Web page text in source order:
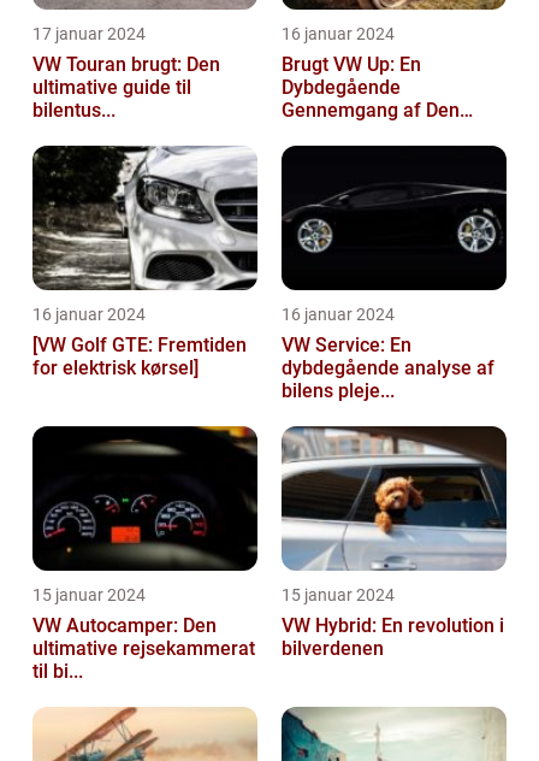
17 januar 2024
VW Touran brugt: Den
ultimative guide til
bilentus...
16 januar 2024
Brugt VW Up: En
Dybdegående
Gennemgang af Den
16 januar 2024
[VW Golf GTE: Fremtiden
for elektrisk kørsel]
16 januar 2024
VW Service: En
dybdegående analyse af
bilens pleje...
15 januar 2024
VW Autocamper: Den
ultimative rejsekammerat
til bi...
15 januar 2024
VW Hybrid: En revolution i
bilverdenen